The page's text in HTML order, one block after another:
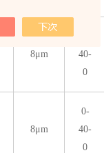
8μm
40-
0
8μm
0-
40-
0